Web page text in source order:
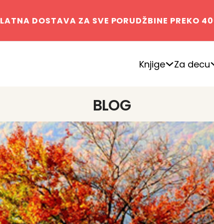
DOSTAVA ZA SVE PORUDŽBINE PREKO
Knjige Za decu
BLOG